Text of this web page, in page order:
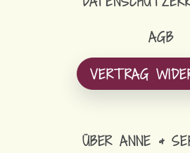
AGB
VERTRAG
ÜBER ANNE &